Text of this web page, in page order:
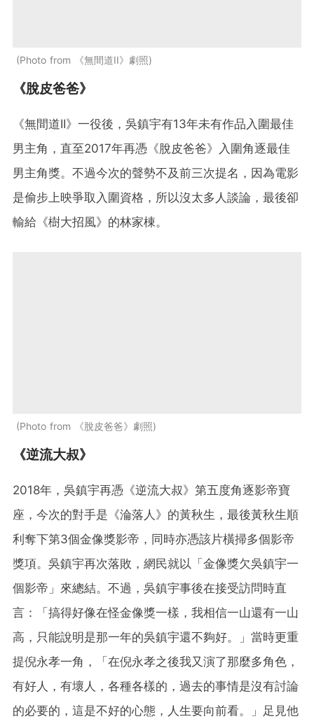
Photo from 《無間道II》劇照
《脫皮爸爸》
《無間道II》一役後，吳鎮宇有13年未有作品入圍最佳
男主角，直至2017年再憑《脫皮爸爸》入圍角逐最佳
男主角獎。不過今次的聲勢不及前三次提名，因為電影
是偷步上映爭取入圍資格，所以沒太多人談論，最後卻
輸給《樹大招風》的林家棟。
Photo from 《脫皮爸爸》劇照
《逆流大叔》
2018年，吳鎮宇再憑《逆流大叔》第五度角逐影帝寶
座，今次的對手是《淪落人》的黃秋生，最後黃秋生順
利奪下第3個金像獎影帝，同時亦憑該片橫掃多個影帝
獎項。吳鎮宇再次落敗，網民就以「金像獎欠吳鎮宇一
個影帝」來總結。不過，吳鎮宇事後在接受訪問時直
言：「搞得好像在怪金像獎一樣，我相信一山還有一山
高，只能說明是那一年的吳鎮宇還不夠好。」當時更重
提倪永孝一角，「在倪永孝之後我又演了那麼多角色，
有好人，有壞人，各種各樣的，過去的事情是沒有討論
的必要的，這是不好的心態，人生要向前看。」足見他